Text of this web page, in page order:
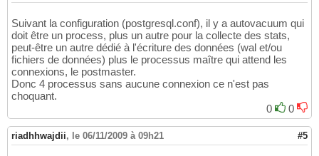
Suivant la configuration (postgresql.conf), il y a autovacuum qui
doit être un process, plus un autre pour la collecte des stats,
peut-être un autre dédié à l'écriture des données (wal et/ou
fichiers de données) plus le processus maître qui attend les
connexions, le postmaster.
Donc 4 processus sans aucune connexion ce n'est pas
choquant.
0
0
riadhhwajdii, le 06/11/2009 à 09h21 #5